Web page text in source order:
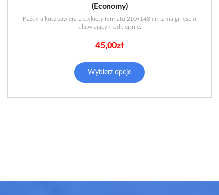
(Economy)
Każdy arkusz zawiera 2 etykiety formatu 210x148mm z marginesem
ułatwiającym odklejanie.
45,00zł
Wybierz opcje